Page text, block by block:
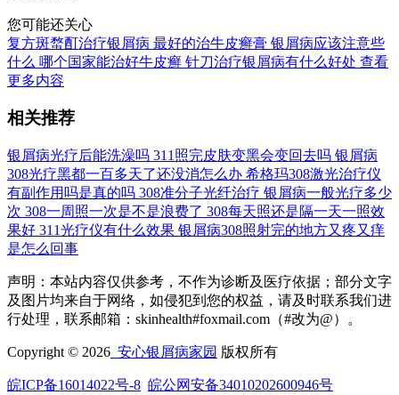
您可能还关心
复方斑蝥酊治疗银屑病 最好的治牛皮癣膏 银屑病应该注意些
什么 哪个国家能治好牛皮癣 针刀治疗银屑病有什么好处 查看
更多内容
相关推荐
银屑病光疗后能洗澡吗 311照完皮肤变黑会变回去吗 银屑病
308光疗黑都一百多天了还没消怎么办 希格玛308激光治疗仪
有副作用吗是真的吗 308准分子光纤治疗 银屑病一般光疗多少
次 308一周照一次是不是浪费了 308每天照还是隔一天一照效
果好 311光疗仪有什么效果 银屑病308照射完的地方又疼又痒
是怎么回事
声明：本站内容仅供参考，不作为诊断及医疗依据；部分文字
及图片均来自于网络，如侵犯到您的权益，请及时联系我们进
行处理，联系邮箱：skinhealth#foxmail.com（#改为@）。
Copyright © 2026 安心银屑病家园 版权所有
皖ICP备16014022号-8 皖公网安备34010202600946号